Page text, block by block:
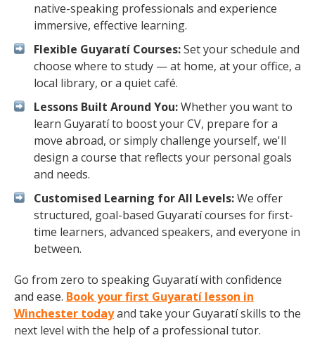
native-speaking professionals and experience
immersive, effective learning.
Flexible Guyaratí Courses:Set your schedule and
choose where to study — at home, at your office, a
local library, or a quiet café.
Lessons Built Around You:Whether you want to
learn Guyaratí to boost your CV, prepare for a
move abroad, or simply challenge yourself, we'll
design a course that reflects your personal goals
and needs.
Customised Learning for All Levels:We offer
structured, goal-based Guyaratí courses for first-
time learners, advanced speakers, and everyone in
between.
Go from zero to speaking Guyaratí with confidence
and ease. Book your first Guyaratí lesson in
Winchester todayand take your Guyaratí skills to the
next level with the help of a professional tutor.